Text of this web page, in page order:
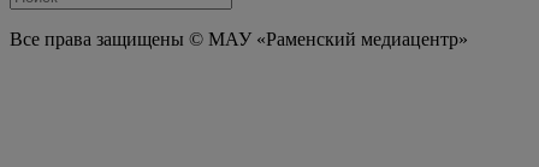
Все права защищены © МАУ «Раменский медиацентр»